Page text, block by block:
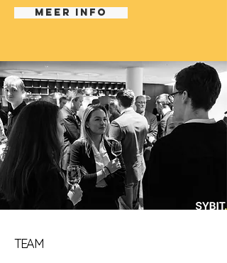
MEER INFO
TEAM